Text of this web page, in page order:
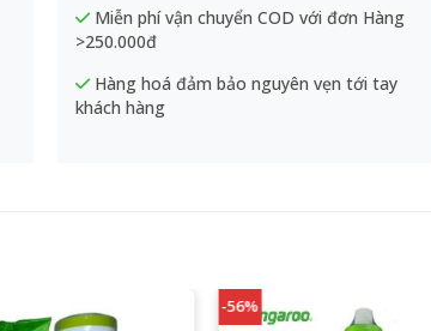
Miễn phí vận chuyển COD với đơn Hàng
>250.000đ
Hàng hoá đảm bảo nguyên vẹn tới tay
khách hàng
-56%